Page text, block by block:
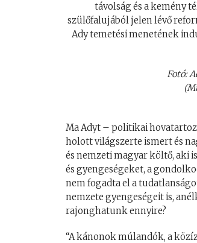
Fotó:
Ma Adyt – politikai
holott világszerte ismert és
és nemzeti magyar költő, aki
és gyengeségeket, a
nem fogadta el a
nemzete gyengeségeit is,
rajonghatunk ennyire?
“A kánonok múlandók, a